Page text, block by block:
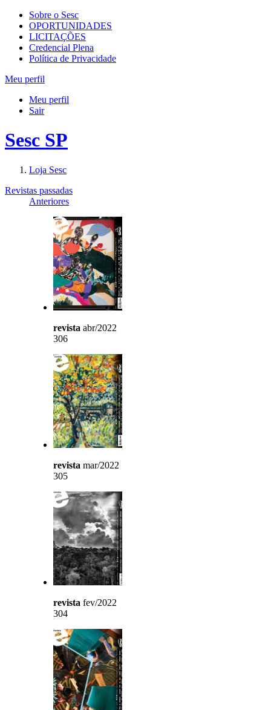
Sobre o Sesc
OPORTUNIDADES
LICITAÇÕES
Credencial Plena
Política de Privacidade
Meu perfil
Meu perfil
Sair
Sesc SP
Loja Sesc
Revistas passadas
Anteriores
revista abr/2022
306
revista mar/2022
305
revista fev/2022
304